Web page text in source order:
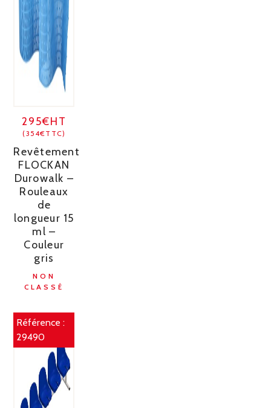
295€HT
(354€TTC)
Revêtement
FLOCKAN
Durowalk –
Rouleaux
de
longueur 15
ml –
Couleur
gris
NON
CLASSÉ
Référence :
29490